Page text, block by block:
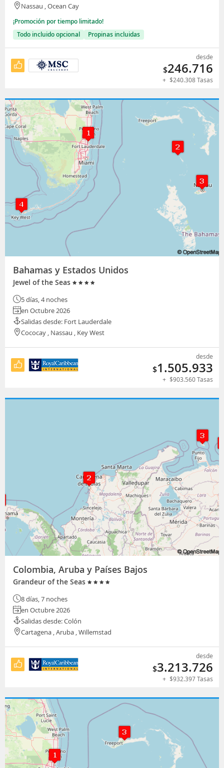
Nassau , Ocean Cay
¡Promoción por tiempo limitado!
Todo incluido opcional
Propinas incluidas
desde
$246.716
+ $240.308Tasas
Bahamas y Estados Unidos
Jewel of the Seas
5 días, 4 noches
en Octubre 2026
Salidas desde: Fort Lauderdale
Cococay , Nassau , Key West
desde
$1.505.933
+ $903.560Tasas
Colombia, Aruba y Países Bajos
Grandeur of the Seas
8 días, 7 noches
en Octubre 2026
Salidas desde: Colón
Cartagena , Aruba , Willemstad
desde
$3.213.726
+ $932.397Tasas